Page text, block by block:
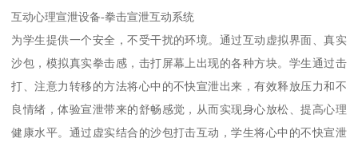
互动心理宣泄设备-拳击宣泄互动系统
为学生提供一个安全，不受干扰的环境。通过互动虚拟界面、真实
沙包，模拟真实拳击感，击打屏幕上出现的各种方块。学生通过击
打、注意力转移的方法将心中的不快宣泄出来，有效释放压力和不
良情绪，体验宣泄带来的舒畅感觉，从而实现身心放松、提高心理
健康水平。通过虚实结合的沙包打击互动，学生将心中的不快宣泄